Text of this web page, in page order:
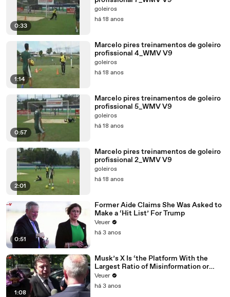
0:33
goleiros
há 18 anos
1:14
Marcelo pires treinamentos de goleiro
profissional 4_WMV V9
goleiros
há 18 anos
0:57
Marcelo pires treinamentos de goleiro
profissional 5_WMV V9
goleiros
há 18 anos
2:01
Marcelo pires treinamentos de goleiro
profissional 2_WMV V9
goleiros
há 18 anos
0:51
Former Aide Claims She Was Asked to
Make a ‘Hit List’ For Trump
Veuer
há 3 anos
1:08
Musk’s X Is ‘the Platform With the
Largest Ratio of Misinformation or
Disinformation’ Amongst All Social
Media Platforms
Veuer
há 3 anos